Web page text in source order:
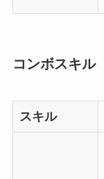
コンボスキル
スキル